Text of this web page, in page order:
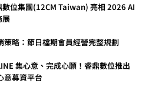
數位集團(12CM Taiwan) 亮相 2026 AI
展
策略：節日檔期會員經營完整規劃
集心意、完成心願！睿鼎數位推出
意募資平台